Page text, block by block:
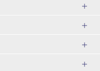
ユニバーサル・スタジオ・ジャパ